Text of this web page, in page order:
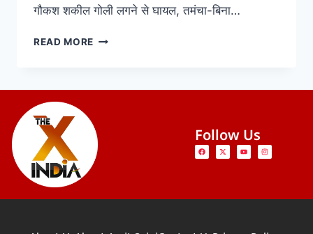
गौकश शकील गोली लगने से घायल, तमंचा-बिना…
READ MORE
Follow Us